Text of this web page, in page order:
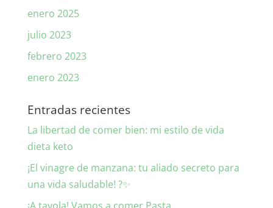
enero 2025
julio 2023
febrero 2023
enero 2023
Entradas recientes
La libertad de comer bien: mi estilo de vida
dieta keto
¡El vinagre de manzana: tu aliado secreto para
una vida saludable! ?✨